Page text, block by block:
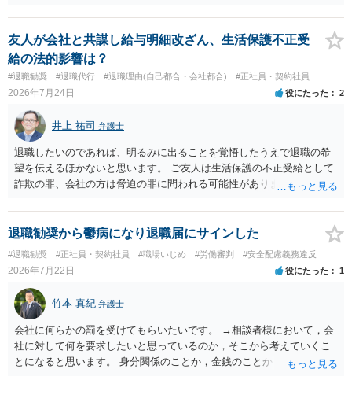
友人が会社と共謀し給与明細改ざん、生活保護不正受
給の法的影響は？
#退職勧奨 #退職代行 #退職理由(自己都合・会社都合) #正社員・契約社員
2026年7月24日 役にたった 2
井上 祐司 弁護士
退職したいのであれば、明るみに出ることを覚悟したうえで退職の希
望を伝えるほかないと思います。 ご友人は生活保護の不正受給として
詐欺の罪、会社の方は脅迫の罪に問われる可能性がありますが、感覚
うかはケースバイケースです。
退職勧奨から鬱病になり退職届にサインした
#退職勧奨 #正社員・契約社員 #職場いじめ #労働審判 #安全配慮義務違反
2026年7月22日 役にたった 1
竹本 真紀 弁護士
会社に何らかの罰を受けてもらいたいです。 →相談者様において，会
社に対して何を要求したいと思っているのか，そこから考えていくこ
とになると思います。 身分関係のことか，金銭のことか，会社自体に
わからない，そういう状態なのであれば，その点を検討していくこと